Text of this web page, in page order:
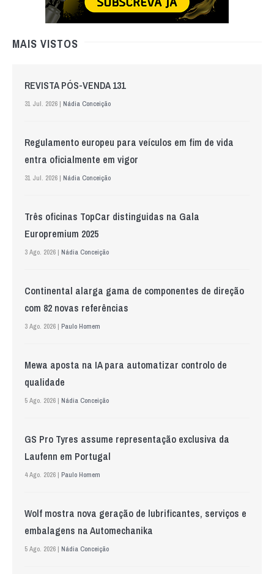
MAIS VISTOS
REVISTA PÓS-VENDA 131
31 Jul. 2026 | Nádia Conceição
Regulamento europeu para veículos em fim de vida
entra oficialmente em vigor
31 Jul. 2026 | Nádia Conceição
Três oficinas TopCar distinguidas na Gala
Europremium 2025
3 Ago. 2026 | Nádia Conceição
Continental alarga gama de componentes de direção
com 82 novas referências
3 Ago. 2026 | Paulo Homem
Mewa aposta na IA para automatizar controlo de
qualidade
5 Ago. 2026 | Nádia Conceição
GS Pro Tyres assume representação exclusiva da
Laufenn em Portugal
4 Ago. 2026 | Paulo Homem
Wolf mostra nova geração de lubrificantes, serviços e
embalagens na Automechanika
5 Ago. 2026 | Nádia Conceição